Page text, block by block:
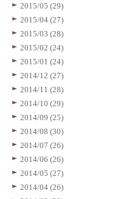
2015/05 (29)
2015/04 (27)
2015/03 (28)
2015/02 (24)
2015/01 (24)
2014/12 (27)
2014/11 (28)
2014/10 (29)
2014/09 (25)
2014/08 (30)
2014/07 (26)
2014/06 (26)
2014/05 (27)
2014/04 (26)